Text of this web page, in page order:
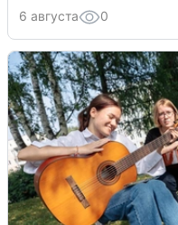
6 августа 0